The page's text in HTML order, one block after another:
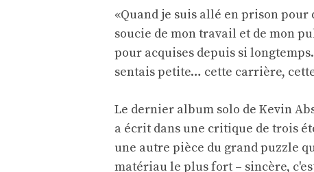
«Quand je suis allé en prison
soucie de mon travail et de mon
pour acquises depuis si
sentais petite… cette carrière,
Le dernier album solo de Kevin
a écrit dans une critique de trois
une autre pièce du grand puzzle
matériau le plus fort – sincère,